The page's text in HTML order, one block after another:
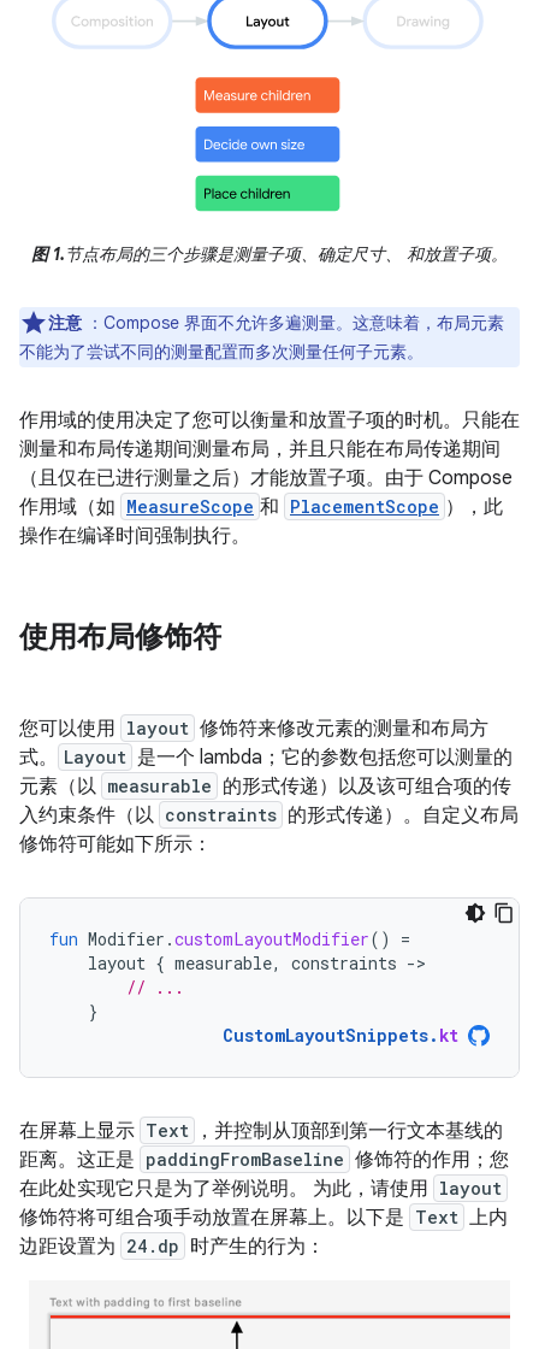
图 1.节点布局的三个步骤是测量子项、确定尺寸、 和放置子项。
注意 ：Compose 界面不允许多遍测量。这意味着，布局元素
不能为了尝试不同的测量配置而多次测量任何子元素。
作用域的使用决定了您可以衡量和放置子项的时机。 只能在
测量和布局传递期间测量布局，并且只能在布局传递期间
（且仅在已进行测量之后）才能放置子项。由于 Compose
作用域（如 MeasureScope 和 PlacementScope ），此
操作在编译时间强制执行。
使用布局修饰符
您可以使用 layout 修饰符来修改元素的测量和布局方
式。
Layout 是一个 lambda；它的参数包括您可以测量的
元素（以 measurable 的形式传递）以及该可组合项的传
入约束条件（以 constraints 的形式传递）。自定义布局
修饰符可能如下所示：
fun Modifier .customLayoutModifier()
=
layout { measurable, constraints -
// ...
}
CustomLayoutSnippets. kt
在屏幕上显示 Text
，并控制从顶部到第一行文本基线的
距离。这正是 paddingFromBaseline 修饰符的作用；您
在此处实现它只是为了举例说明。 为此，请使用 layout
修饰符将可组合项手动放置在屏幕上。以下是 Text 上内
边距设置为 24.dp 时产生的行为：